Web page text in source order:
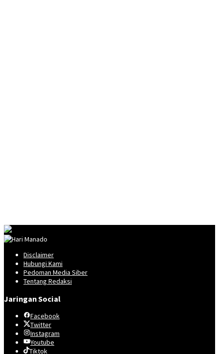
Disclaimer
Hubungi Kami
Pedoman Media Siber
Tentang Redaksi
Jaringan Social
Facebook
Twitter
Instagram
Youtube
Tiktok